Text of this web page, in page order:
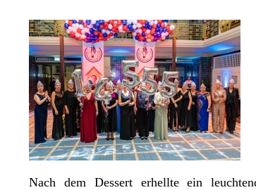
Nach dem Dessert erhellte ein